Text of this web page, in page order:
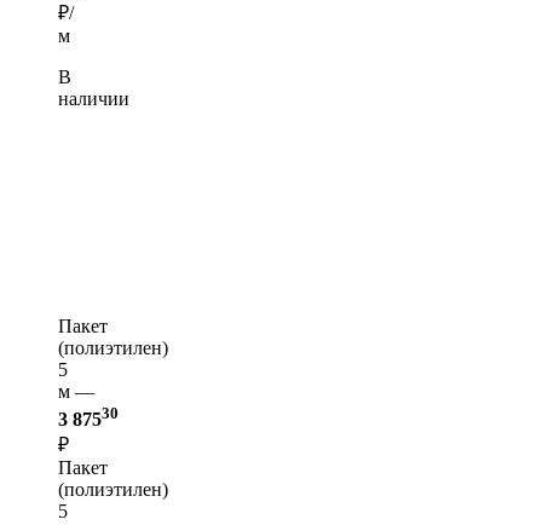
₽/
м
В
наличии
Пакет
(полиэтилен)
5
м —
3 87530
₽
Пакет
(полиэтилен)
5